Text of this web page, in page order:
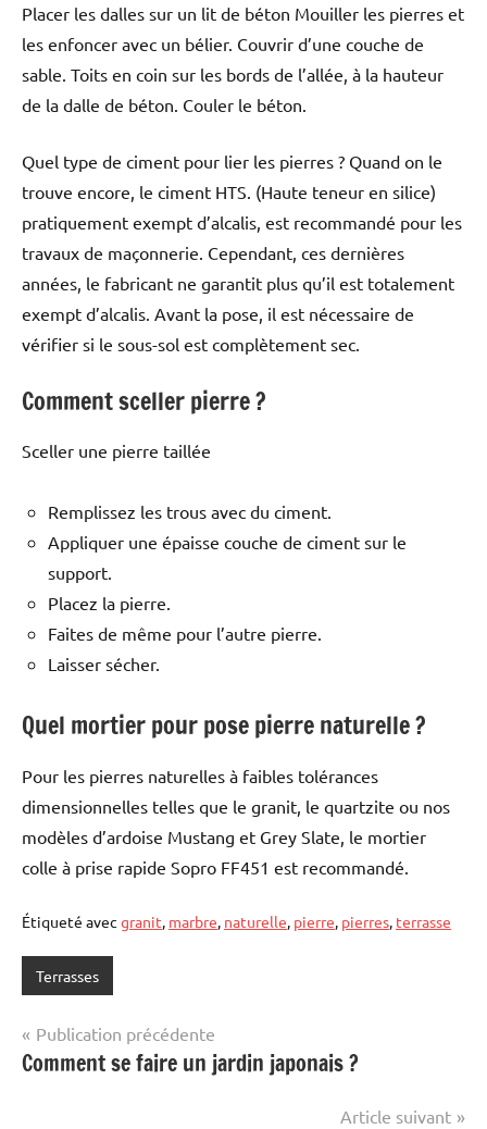
Placer les dalles sur un lit de béton Mouiller les pierres et
les enfoncer avec un bélier. Couvrir d’une couche de
sable. Toits en coin sur les bords de l’allée, à la hauteur
de la dalle de béton. Couler le béton.
Quel type de ciment pour lier les pierres ? Quand on le
trouve encore, le ciment HTS. (Haute teneur en silice)
pratiquement exempt d’alcalis, est recommandé pour les
travaux de maçonnerie. Cependant, ces dernières
années, le fabricant ne garantit plus qu’il est totalement
exempt d’alcalis. Avant la pose, il est nécessaire de
vérifier si le sous-sol est complètement sec.
Comment sceller pierre ?
Sceller une pierre taillée
Remplissez les trous avec du ciment.
Appliquer une épaisse couche de ciment sur le
support.
Placez la pierre.
Faites de même pour l’autre pierre.
Laisser sécher.
Quel mortier pour pose pierre naturelle ?
Pour les pierres naturelles à faibles tolérances
dimensionnelles telles que le granit, le quartzite ou nos
modèles d’ardoise Mustang et Grey Slate, le mortier
colle à prise rapide Sopro FF451 est recommandé.
Étiqueté avec granit marbre naturelle pierre pierres terrasse
Terrasses
Navigation
de
Publication précédente
Comment se faire un jardin japonais ?
Article suivant